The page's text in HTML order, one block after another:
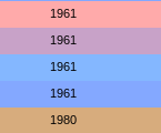
1961
1961
1961
1961
1980